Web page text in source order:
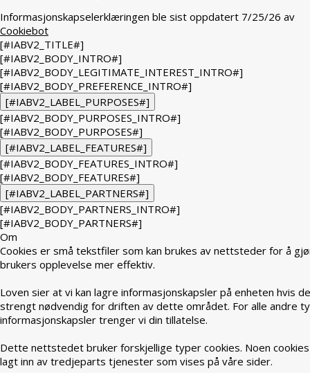
Informasjonskapselerklæringen ble sist oppdatert 7/25/26 av
Cookiebot
[#IABV2_TITLE#]
[#IABV2_BODY_INTRO#]
[#IABV2_BODY_LEGITIMATE_INTEREST_INTRO#]
[#IABV2_BODY_PREFERENCE_INTRO#]
[#IABV2_LABEL_PURPOSES#]
[#IABV2_BODY_PURPOSES_INTRO#]
[#IABV2_BODY_PURPOSES#]
[#IABV2_LABEL_FEATURES#]
[#IABV2_BODY_FEATURES_INTRO#]
[#IABV2_BODY_FEATURES#]
[#IABV2_LABEL_PARTNERS#]
[#IABV2_BODY_PARTNERS_INTRO#]
[#IABV2_BODY_PARTNERS#]
Om
Cookies er små tekstfiler som kan brukes av nettsteder for å
brukers opplevelse mer effektiv.
Loven sier at vi kan lagre informasjonskapsler på enheten hvis
strengt nødvendig for driften av dette området. For alle andre
informasjonskapsler trenger vi din tillatelse.
Dette nettstedet bruker forskjellige typer cookies. Noen
lagt inn av tredjeparts tjenester som vises på våre sider.